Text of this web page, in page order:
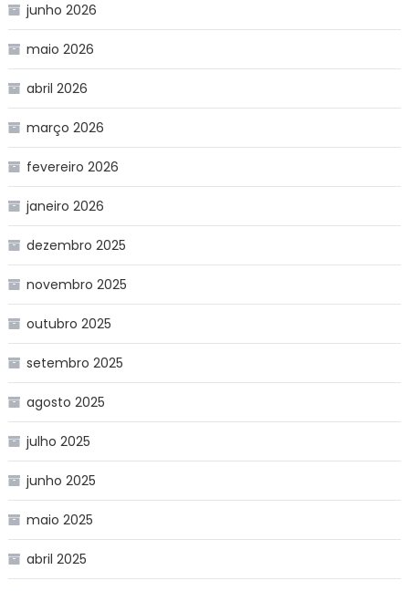
junho 2026
maio 2026
abril 2026
março 2026
fevereiro 2026
janeiro 2026
dezembro 2025
novembro 2025
outubro 2025
setembro 2025
agosto 2025
julho 2025
junho 2025
maio 2025
abril 2025